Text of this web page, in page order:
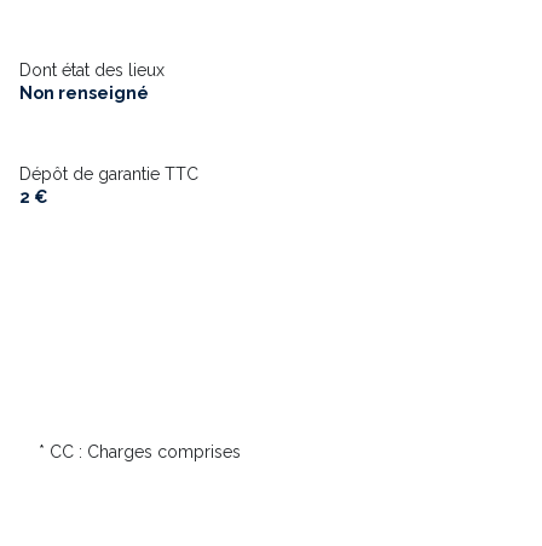
Dont état des lieux
Non renseigné
Dépôt de garantie TTC
2 €
* CC : Charges comprises